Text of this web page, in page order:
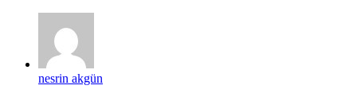
nesrin akgün